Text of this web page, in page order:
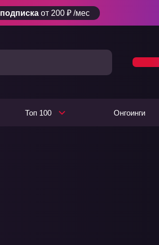
от 200 ₽ /мес
Топ 100 Онгоинги